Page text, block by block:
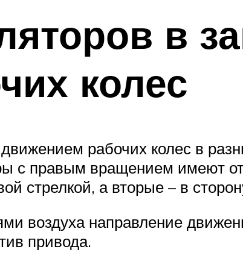
в
колес
рабочих колес в
с правым вращением имеют
стрелкой, а вторые – в
воздуха направление
привода.